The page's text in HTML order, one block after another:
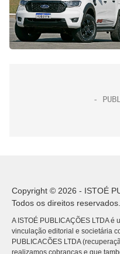
Copyright © 2026 - ISTOÉ
Todos os direitos reservados.
A ISTOÉ PUBLICAÇÕES LTDA
vinculação editorial e societária
PUBLICACÕES LTDA
realizamos cobranças e que